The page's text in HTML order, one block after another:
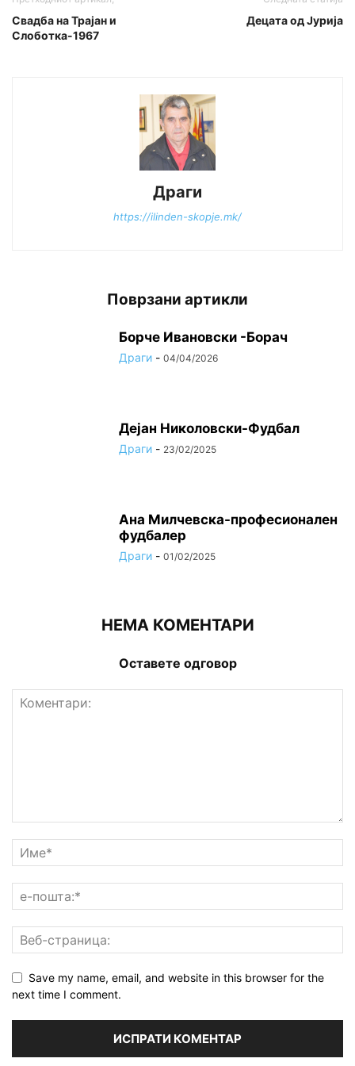
Свадба на Трајан и
Слоботка-1967
Децата од Јурија
Драги
https://ilinden-skopje.mk/
Поврзани артикли
Борче Ивановски -Борач
Драги - 04/04/2026
Дејан Николовски-Фудбал
Драги - 23/02/2025
Ана Милчевска-професионален
фудбалер
Драги - 01/02/2025
НЕМА КОМЕНТАРИ
Оставете одговор
Save my name, email, and website in this browser for the
next time I comment.